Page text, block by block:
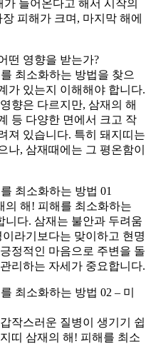
들어온다고 해서 시작의
피해가 크며, 마지막 해에
떤 영향을 받는가?
최소화하는 방법을 찾으
가 있는지 이해해야 합니다.
향은 다르지만, 삼재의 해
등 다양한 면에서 크고 작
져 있습니다. 특히 돼지띠는
나, 삼재때에는 그 평온함이
최소화하는 방법 01
의 해! 피해를 최소화하는
니다. 삼재는 불안과 두려움
라기보다는 맞이하고 현명
정적인 마음으로 주변을 돌
리하는 자세가 중요합니다.
최소화하는 방법 02 – 미
작스러운 질병이 생기기 쉽
띠 삼재의 해! 피해를 최소